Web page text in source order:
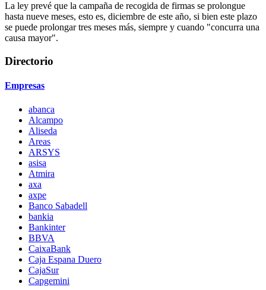
La ley prevé que la campaña de recogida de firmas se prolongue
hasta nueve meses, esto es, diciembre de este año, si bien este plazo
se puede prolongar tres meses más, siempre y cuando "concurra una
causa mayor".
Directorio
Empresas
abanca
Alcampo
Aliseda
Areas
ARSYS
asisa
Atmira
axa
axpe
Banco Sabadell
bankia
Bankinter
BBVA
CaixaBank
Caja Espana Duero
CajaSur
Capgemini